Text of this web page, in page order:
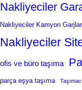
Nakliyeciler
Nakliyeciler Kamyon
Nakliyeciler
ofis ve büro taşıma
parça eşya taşıma